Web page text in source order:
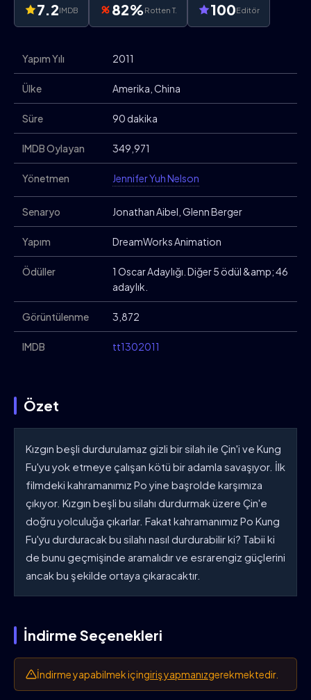
7.2IMDB 82%Rotten T. 100Editör
Yapım Yılı 2011
Ülke Amerika, China
Süre 90 dakika
IMDB Oylayan 349,971
Yönetmen Jennifer Yuh Nelson
Senaryo Jonathan Aibel, Glenn Berger
Yapım DreamWorks Animation
Ödüller
1 Oscar Adaylığı. Diğer 5 ödül &amp; 46
adaylık.
Görüntülenme 3,872
IMDB tt1302011
Özet
Kızgın beşli durdurulamaz gizli bir silah ile Çin'i ve Kung
Fu'yu yok etmeye çalışan kötü bir adamla savaşıyor. İlk
filmdeki kahramanımız Po yine başrolde karşımıza
çıkıyor. Kızgın beşli bu silahı durdurmak üzere Çin'e
doğru yolculuğa çıkarlar. Fakat kahramanımız Po Kung
Fu'yu durduracak bu silahı nasıl durdurabilir ki? Tabii ki
de bunu geçmişinde aramalıdır ve esrarengiz güçlerini
ancak bu şekilde ortaya çıkaracaktır.
İndirme Seçenekleri
İndirme yapabilmek içingiriş yapmanızgerekmektedir.